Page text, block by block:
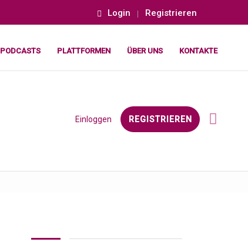
Login Registrieren
PODCASTS PLATTFORMEN ÜBER UNS KONTAKTE
Einloggen REGISTRIEREN